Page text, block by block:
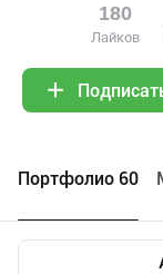
180
Лайков
Портфолио 60